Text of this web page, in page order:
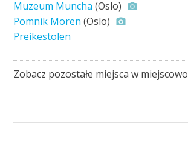
Muzeum Muncha (Oslo)
Pomnik Moren (Oslo)
Preikestolen
Zobacz pozostałe miejsca w